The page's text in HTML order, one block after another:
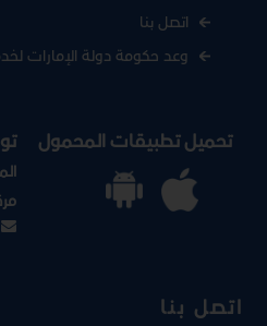
اتصل بنا
وعد حكومة دولة الإمارات
تحميل تطبيقات المحمول
اتصل بنا